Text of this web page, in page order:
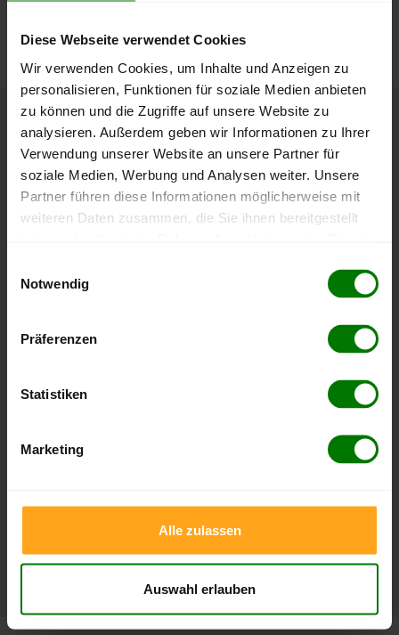
Diese Webseite verwendet Cookies
Wir verwenden Cookies, um Inhalte und Anzeigen zu
personalisieren, Funktionen für soziale Medien anbieten
zu können und die Zugriffe auf unsere Website zu
analysieren. Außerdem geben wir Informationen zu Ihrer
Verwendung unserer Website an unsere Partner für
soziale Medien, Werbung und Analysen weiter. Unsere
Partner führen diese Informationen möglicherweise mit
weiteren Daten zusammen, die Sie ihnen bereitgestellt
Notwendig
Präferenzen
Statistiken
Marketing
Alle zulassen
Auswahl erlauben
nachvollziehen.
Höchst- und Tiefststände der
Pelletspreise in Bad Gleichenberg
Die Tabelle zeigt dieHöchst- und Tiefststände der
Zeitraum
Tiefststand
07.08.2026
396,63 €
1 Jahr 412,00 €
07.08.2026
301,15 €